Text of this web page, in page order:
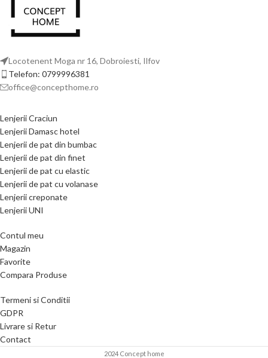
Locotenent Moga nr 16, Dobroiesti, Ilfov
Telefon: 0799996381
office@concepthome.ro
Lenjerii Craciun
Lenjerii Damasc hotel
Lenjerii de pat din bumbac
Lenjerii de pat din finet
Lenjerii de pat cu elastic
Lenjerii de pat cu volanase
Lenjerii creponate
Lenjerii UNI
Contul meu
Magazin
Favorite
Compara Produse
Termeni si Conditii
GDPR
Livrare si Retur
Contact
2024 Concept home